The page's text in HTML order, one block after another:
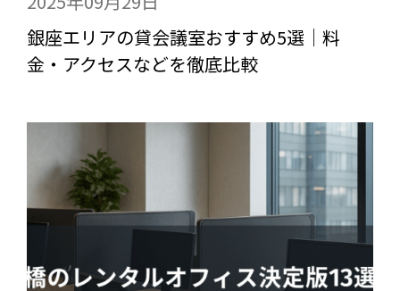
銀座エリアの貸会議室おすすめ5選｜料
金・アクセスなどを徹底比較